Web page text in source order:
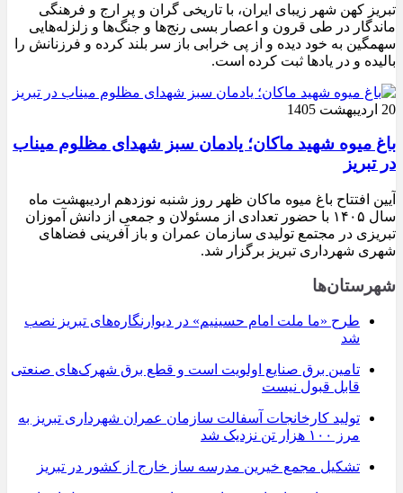
تبریز کهن شهر زیبای ایران، با تاریخی گران و پر ارج و فرهنگی
ماندگار در طی قرون و اعصار بسی رنج‌ها و جنگ‌ها و زلزله‌هایی
سهمگین به خود دیده و از پی خرابی باز سر بلند کرده و فرزنانش را
بالیده و در یادها ثبت کرده است.
20 اردیبهشت 1405
باغ میوه شهید ماکان؛ یادمان سبز شهدای مظلوم میناب
در تبریز
آیین افتتاح باغ میوه ماکان ظهر روز شنبه نوزدهم اردیبهشت ماه
سال ۱۴۰۵ با حضور تعدادی از مسئولان و جمعی از دانش آموزان
تبریزی در مجتمع تولیدی سازمان عمران و باز آفرینی فضاهای
شهری شهرداری تبریز برگزار شد.
شهرستان‌ها
طرح «ما ملت امام حسینیم» در دیوارنگاره‌های تبریز نصب
شد
تامین برق صنایع اولویت است و قطع برق شهرک‌های صنعتی
قابل قبول نیست
تولید کارخانجات آسفالت سازمان عمران شهرداری تبریز به
مرز ۱۰۰ هزار تن نزدیک شد
تشکیل مجمع خیرین مدرسه ‌ساز خارج از کشور در تبریز